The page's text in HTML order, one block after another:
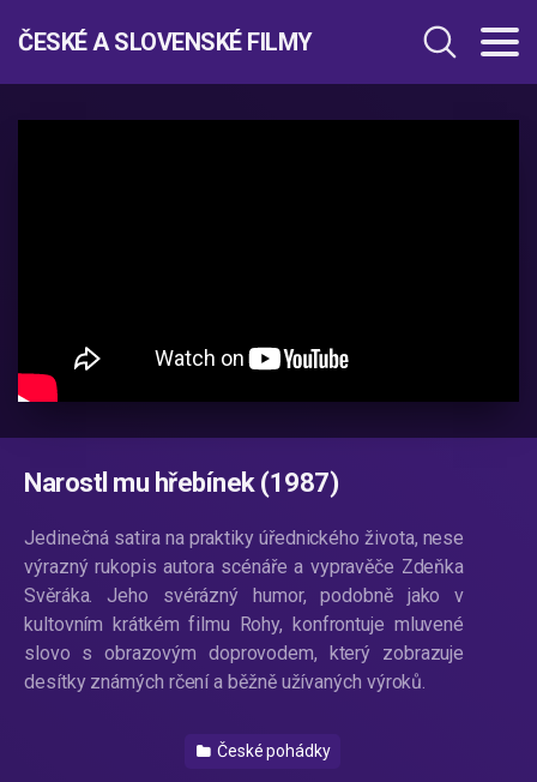
ČESKÉ A SLOVENSKÉ FILMY
Narostl mu hřebínek (1987)
Jedinečná satira na praktiky úřednického života, nese
výrazný rukopis autora scénáře a vypravěče Zdeňka
Svěráka. Jeho svérázný humor, podobně jako v
kultovním krátkém filmu Rohy, konfrontuje mluvené
slovo s obrazovým doprovodem, který zobrazuje
desítky známých rčení a běžně užívaných výroků.
České pohádky